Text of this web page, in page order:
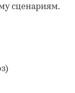
сценариям.